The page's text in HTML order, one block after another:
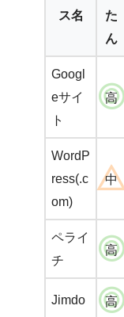
ス名
た
ん
Googl
eサイ
ト
高
WordP
ress(.c
om)
中
ペライ
チ
高
Jimdo 高